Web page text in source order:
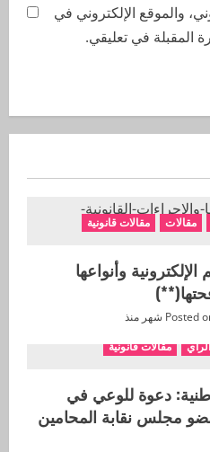
والموقع الإلكتروني في
المقبلة في تعليقي.
مقالات مقالات قانونية
وأنواعها
مقالات قانونية
دعوة للوعي في
مجلس نقابة المحامين